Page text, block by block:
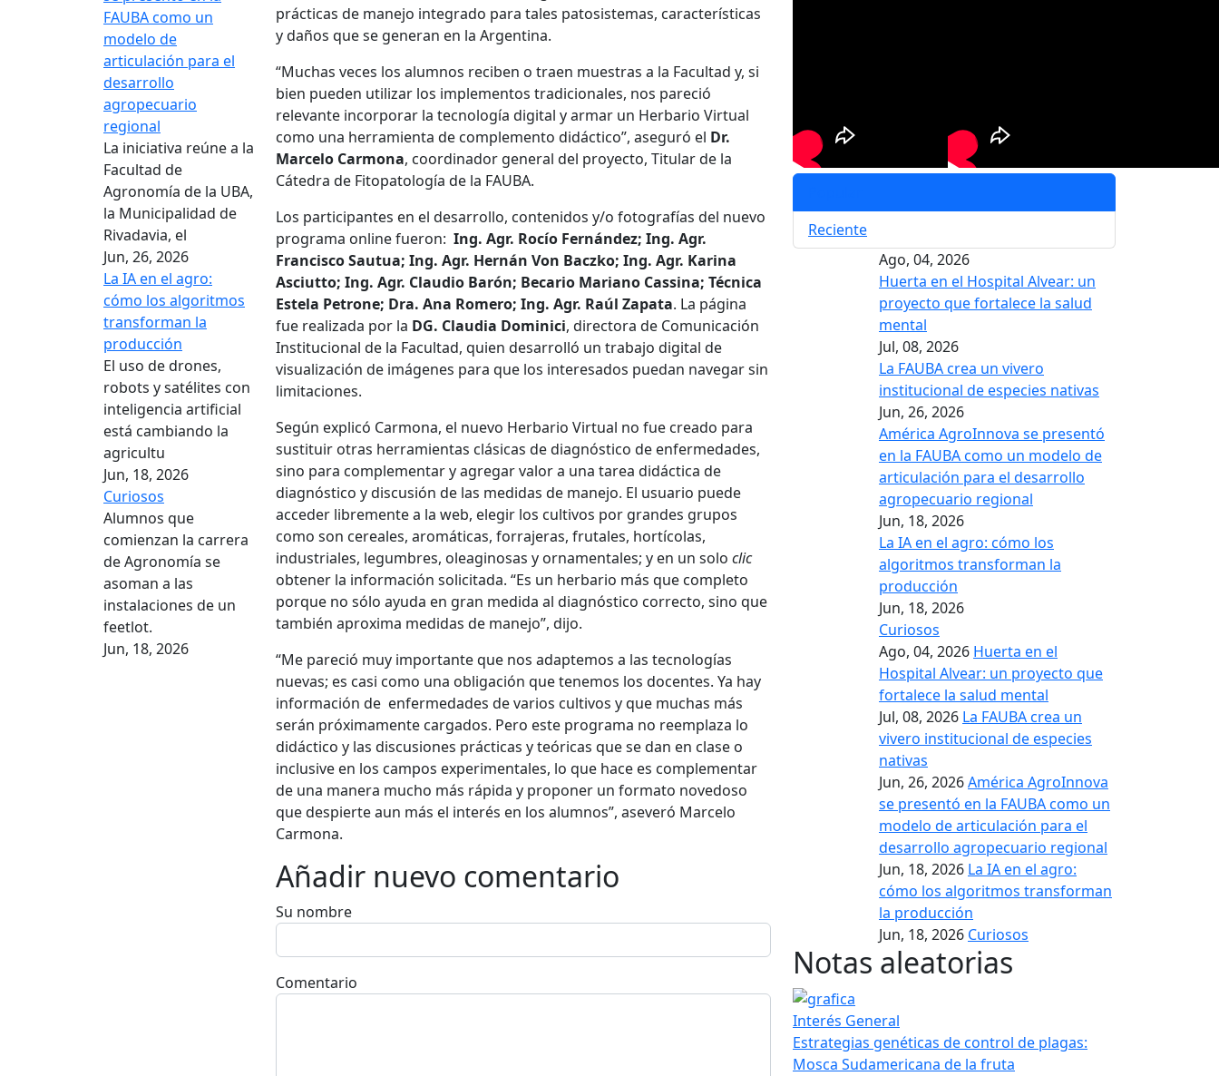
FAUBA como un
modelo de
articulación para el
desarrollo
agropecuario
regional
La iniciativa reúne a la
Facultad de
Agronomía de la UBA,
la Municipalidad de
Rivadavia, el
Jun, 26, 2026
La IA en el agro:
cómo los algoritmos
transforman la
producción
El uso de drones,
robots y satélites con
inteligencia artificial
está cambiando la
agricultu
Jun, 18, 2026
Curiosos
Alumnos que
comienzan la carrera
de Agronomía se
asoman a las
instalaciones de un
feetlot.
Jun, 18, 2026
prácticas de manejo integrado para tales patosistemas, características
y daños que se generan en la Argentina.
“Muchas veces los alumnos reciben o traen muestras a la Facultad y, si
bien pueden utilizar los implementos tradicionales, nos pareció
relevante incorporar la tecnología digital y armar un Herbario Virtual
como una herramienta de complemento didáctico”, aseguró el Dr.
Marcelo Carmona, coordinador general del proyecto, Titular de la
Cátedra de Fitopatología de la FAUBA.
Los participantes en el desarrollo, contenidos y/o fotografías del nuevo
programa online fueron: Ing. Agr. Rocío Fernández; Ing. Agr.
Francisco Sautua; Ing. Agr. Hernán Von Baczko; Ing. Agr. Karina
Asciutto; Ing. Agr. Claudio Barón; Becario Mariano Cassina; Técnica
Estela Petrone; Dra. Ana Romero; Ing. Agr. Raúl Zapata. La página
fue realizada por la DG. Claudia Dominici, directora de Comunicación
Institucional de la Facultad, quien desarrolló un trabajo digital de
visualización de imágenes para que los interesados puedan navegar sin
limitaciones.
Según explicó Carmona, el nuevo Herbario Virtual no fue creado para
sustituir otras herramientas clásicas de diagnóstico de enfermedades,
sino para complementar y agregar valor a una tarea didáctica de
diagnóstico y discusión de las medidas de manejo. El usuario puede
acceder libremente a la web, elegir los cultivos por grandes grupos
como son cereales, aromáticas, forrajeras, frutales, hortícolas,
industriales, legumbres, oleaginosas y ornamentales; y en un solo clic
obtener la información solicitada. “Es un herbario más que completo
porque no sólo ayuda en gran medida al diagnóstico correcto, sino que
también aproxima medidas de manejo”, dijo.
“Me pareció muy importante que nos adaptemos a las tecnologías
nuevas; es casi como una obligación que tenemos los docentes. Ya hay
información de enfermedades de varios cultivos y que muchas más
serán próximamente cargados. Pero este programa no reemplaza lo
didáctico y las discusiones prácticas y teóricas que se dan en clase o
inclusive en los campos experimentales, lo que hace es complementar
de una manera mucho más rápida y proponer un formato novedoso
que despierte aun más el interés en los alumnos”, aseveró Marcelo
Carmona.
Añadir nuevo comentario
Su nombre
Comentario
Reciente
Ago, 04, 2026
Huerta en el Hospital Alvear: un
proyecto que fortalece la salud
mental
Jul, 08, 2026
La FAUBA crea un vivero
institucional de especies nativas
Jun, 26, 2026
América AgroInnova se presentó
en la FAUBA como un modelo de
articulación para el desarrollo
agropecuario regional
Jun, 18, 2026
La IA en el agro: cómo los
algoritmos transforman la
producción
Jun, 18, 2026
Curiosos
Ago, 04, 2026 Huerta en el
Hospital Alvear: un proyecto que
fortalece la salud mental
Jul, 08, 2026 La FAUBA crea un
vivero institucional de especies
nativas
Jun, 26, 2026América AgroInnova
se presentó en la FAUBA como un
modelo de articulación para el
desarrollo agropecuario regional
Jun, 18, 2026 La IA en el agro:
cómo los algoritmos transforman
la producción
Jun, 18, 2026 Curiosos
Notas aleatorias
Interés General
Estrategias genéticas de control de plagas:
Mosca Sudamericana de la fruta